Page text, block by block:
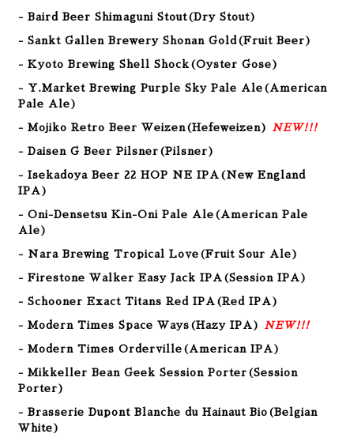
- Baird Beer Shimaguni Stout(Dry Stout)
- Sankt Gallen Brewery Shonan Gold(Fruit Beer)
- Kyoto Brewing Shell Shock(Oyster Gose)
- Y.Market Brewing Purple Sky Pale Ale(American
Pale Ale)
- Mojiko Retro Beer Weizen(Hefeweizen) NEW!!!
- Daisen G Beer Pilsner(Pilsner)
- Isekadoya Beer 22 HOP NE IPA(New England
IPA)
- Oni-Densetsu Kin-Oni Pale Ale(American Pale
Ale)
- Nara Brewing Tropical Love(Fruit Sour Ale)
- Firestone Walker Easy Jack IPA(Session IPA)
- Schooner Exact Titans Red IPA(Red IPA)
- Modern Times Space Ways(Hazy IPA) NEW!!!
- Modern Times Orderville(American IPA)
- Mikkeller Bean Geek Session Porter(Session
Porter)
- Brasserie Dupont Blanche du Hainaut Bio(Belgian
White)